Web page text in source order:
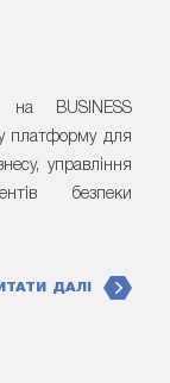
на BUSINESS
платформу для
управління
безпеки
ДАЛІ